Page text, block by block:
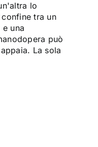
lo
tra un
una
può
La sola